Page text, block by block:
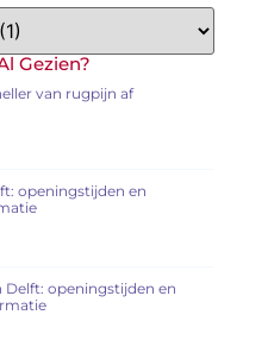
Gezien?
van rugpijn af
openingstijden en
Delft: openingstijden en